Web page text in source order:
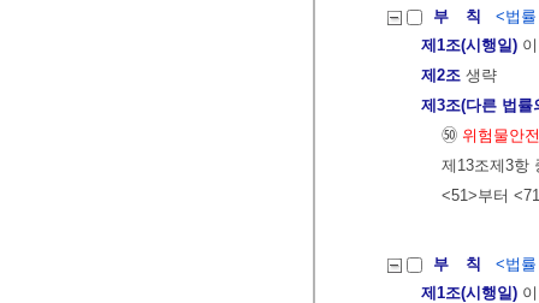
부 칙
<법
제1조(시행일)
제2조 생략
제3조(다른 법률
㊿ 위험물안
제13조제3항
<51>부터
부 칙
<법
제1조(시행일)